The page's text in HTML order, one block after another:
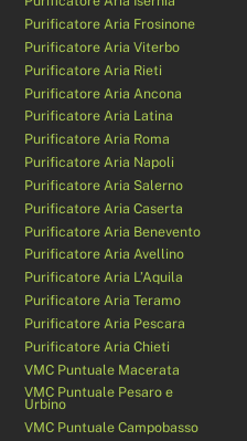
Purificatore Aria Frosinone
Purificatore Aria Viterbo
Purificatore Aria Rieti
Purificatore Aria Ancona
Purificatore Aria Latina
Purificatore Aria Roma
Purificatore Aria Napoli
Purificatore Aria Salerno
Purificatore Aria Caserta
Purificatore Aria Benevento
Purificatore Aria Avellino
Purificatore Aria L’Aquila
Purificatore Aria Teramo
Purificatore Aria Pescara
Purificatore Aria Chieti
VMC Puntuale Macerata
VMC Puntuale Pesaro e
Urbino
VMC Puntuale Campobasso